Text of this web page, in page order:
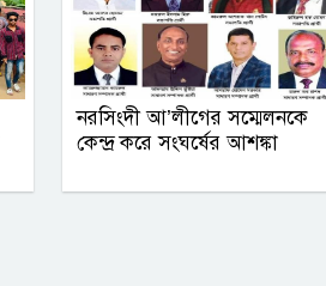
নরসিংদী আ’লীগের সম্মেলনকে
কেন্দ্র করে সংঘর্ষের আশঙ্কা